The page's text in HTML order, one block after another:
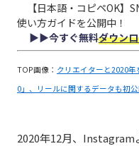
【日本語・コピペOK】
使い方ガイドを公開中！
▶︎▶︎今すぐ無料ダウン
TOP画像： クリエイターと2020
0」、リールに関するデータも初
2020年12月、Instagram